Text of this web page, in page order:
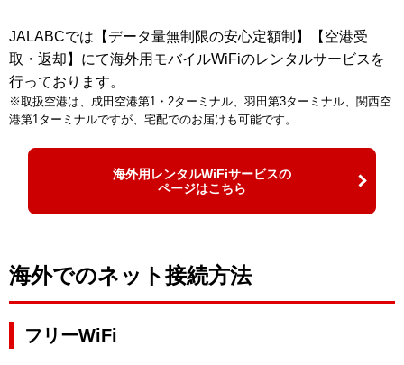
JALABCでは【データ量無制限の安心定額制】【空港受
取・返却】にて海外用モバイルWiFiのレンタルサービスを
行っております。
※取扱空港は、成田空港第1・2ターミナル、羽田第3ターミナル、関西空
港第1ターミナルですが、宅配でのお届けも可能です。
海外用レンタルWiFiサービスの
ページはこちら
海外でのネット接続方法
フリーWiFi